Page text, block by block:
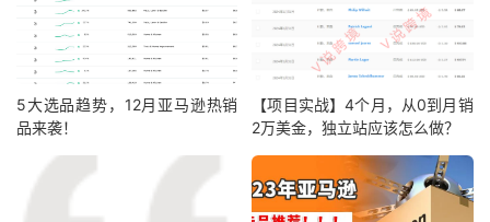
5大选品趋势，12月亚马逊热销
品来袭！
【项目实战】4个月，从0到月销
2万美金，独立站应该怎么做？